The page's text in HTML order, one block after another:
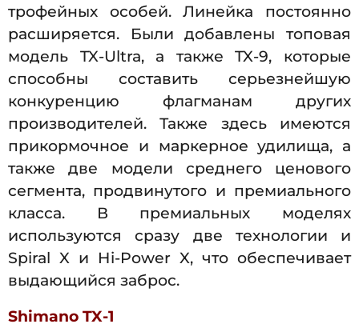
трофейных особей. Линейка постоянно
расширяется. Были добавлены топовая
модель TX-Ultra, а также TX-9, которые
способны составить серьезнейшую
конкуренцию флагманам других
производителей. Также здесь имеются
прикормочное и маркерное удилища, а
также две модели среднего ценового
сегмента, продвинутого и премиального
класса. В премиальных моделях
используются сразу две технологии и
Spiral X и Hi-Power X, что обеспечивает
выдающийся заброс.
Shimano TX-1